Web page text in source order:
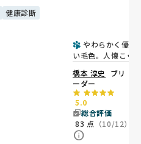
健康診断
やわらかく優し
い毛色。人懐こく
橋本 淳史
ブリ
ーダー
5.0
総合評価
83 点 （10/12）